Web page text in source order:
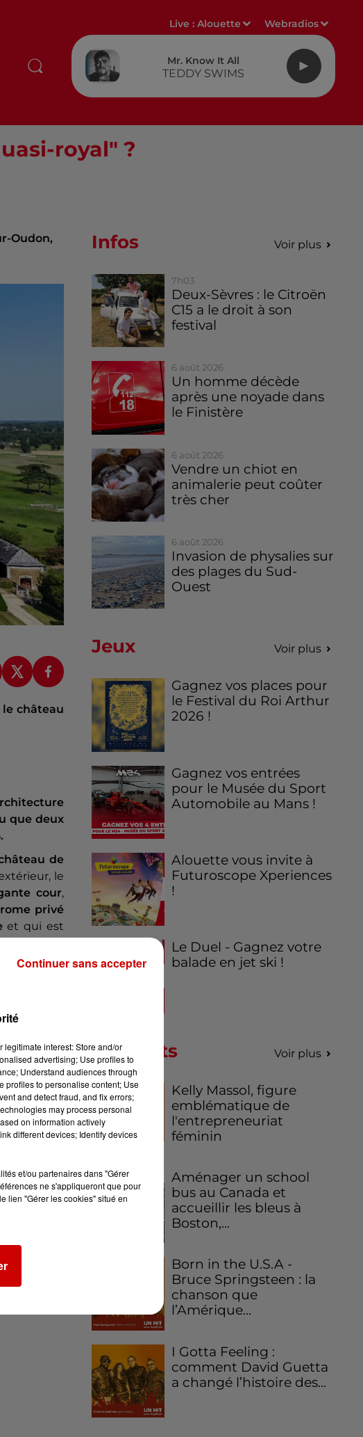
Live :Alouette Webradios
Mr. Know It All
TEDDY SWIMS
royal" ?
Oudon,
le château
que deux
de
le
cour,
privé
et qui est
et
à 42 km
Infos Voir plus
7h03
Deux-Sèvres : le Citroën
C15 a le droit à son
festival
6 août 2026
Un homme décède
après une noyade dans
le Finistère
6 août 2026
Vendre un chiot en
animalerie peut coûter
très cher
6 août 2026
Invasion de physalies sur
des plages du Sud-
Ouest
Jeux Voir plus
Gagnez vos places pour
le Festival du Roi Arthur
2026 !
Gagnez vos entrées
pour le Musée du Sport
Automobile au Mans !
Alouette vous invite à
Futuroscope Xperiences
!
Le Duel - Gagnez votre
balade en jet ski !
Podcasts Voir plus
Kelly Massol, figure
emblématique de
l'entrepreneuriat
féminin
Aménager un school
bus au Canada et
accueillir les bleus à
Boston,...
Born in the U.S.A -
Bruce Springsteen : la
chanson que
l’Amérique...
I Gotta Feeling :
comment David Guetta
a changé l’histoire des...
interest: Store and/or
advertising; Use profiles to
Understand audiences through
profiles to personalise content; Use
and detect fraud, and fix errors;
may process personal
on information actively
different devices; Identify devices
et/ou partenaires dans "Gérer
ne s'appliqueront que pour
lien "Gérer les cookies" situé en
Continuer sans accepter